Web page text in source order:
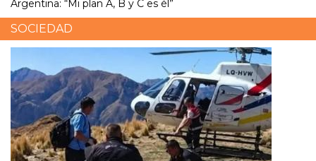
Argentina: “Mi plan A, B y C es él”
SOCIEDAD